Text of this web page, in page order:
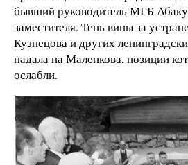
бывший руководитель МГБ
заместителя. Тень вины за
Кузнецова и других
падала на Маленкова, позиции
ослабли.